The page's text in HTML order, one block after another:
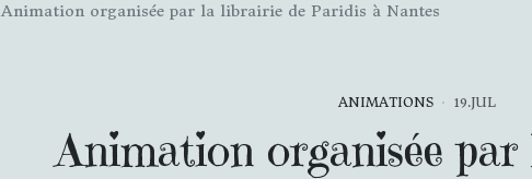
Animation organisée par la librairie de Paridis à Nantes
ANIMATIONS 19.JUL
Animation organisée